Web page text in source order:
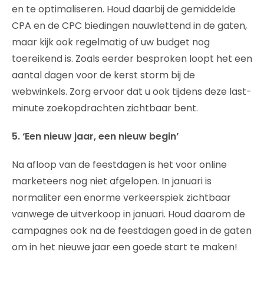
en te optimaliseren. Houd daarbij de gemiddelde
CPA en de CPC biedingen nauwlettend in de gaten,
maar kijk ook regelmatig of uw budget nog
toereikend is. Zoals eerder besproken loopt het een
aantal dagen voor de kerst storm bij de
webwinkels. Zorg ervoor dat u ook tijdens deze last-
minute zoekopdrachten zichtbaar bent.
5. ‘Een nieuw jaar, een nieuw begin’
Na afloop van de feestdagen is het voor online
marketeers nog niet afgelopen. In januari is
normaliter een enorme verkeerspiek zichtbaar
vanwege de uitverkoop in januari. Houd daarom de
campagnes ook na de feestdagen goed in de gaten
om in het nieuwe jaar een goede start te maken!